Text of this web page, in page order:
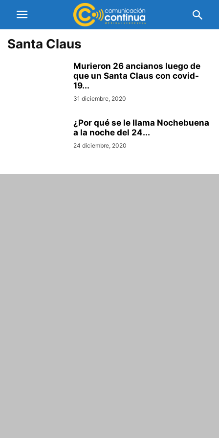
Santa Claus
Murieron 26 ancianos luego de
que un Santa Claus con covid-
19...
31 diciembre, 2020
¿Por qué se le llama Nochebuena
a la noche del 24...
24 diciembre, 2020